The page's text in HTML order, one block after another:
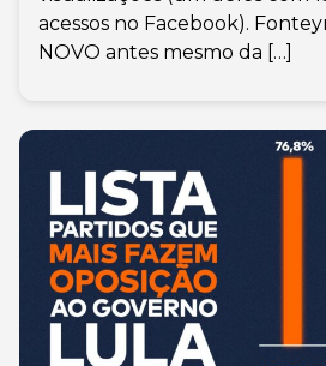
acessos no Facebook).
NOVO antes mesmo da […]